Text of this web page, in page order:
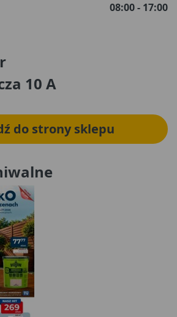
08:00 - 17:00
10 A
do strony sklepu